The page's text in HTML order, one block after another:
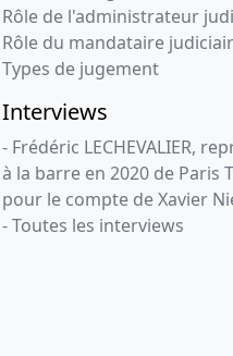
Rôle de l'administrateur
Rôle du mandataire
Types de jugement
Interviews
- Frédéric LECHEVALIER,
à la barre en 2020 de Paris
pour le compte de Xavier
- Toutes les interviews